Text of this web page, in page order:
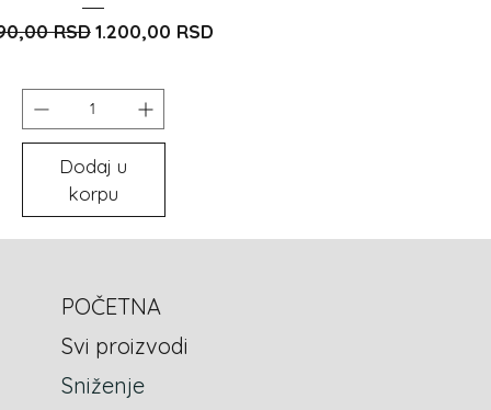
cijena
RSDCijena s popustom
1.200,00 RSD
Dodaj u
korpu
POČETNA
Svi proizvodi
Sniženje